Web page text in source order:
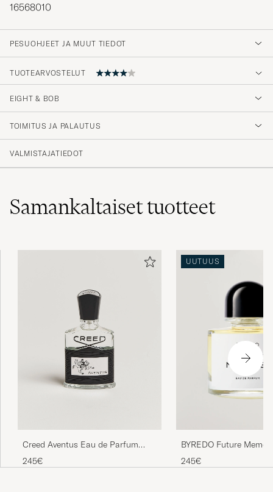
16568010
PESUOHJEET JA MUUT TIEDOT
TUOTEARVOSTELUT
4
EIGHT & BOB
TOIMITUS JA PALAUTUS
VALMISTAJATIEDOT
Samankaltaisettuotteet
Creed Aventus Eau de Parfum
50ml
245€
UUTUUS
BYREDO Future
Parfum 100ml
245€